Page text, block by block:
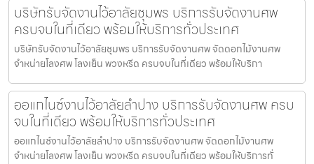
บริษัทรับจัดงานไว้อาลัยชุมพร บริการรับจัดงานศพ
ครบจบในที่เดียว พร้อมให้บริการทั่วประเทศ
บริษัทรับจัดงานไว้อาลัยชุมพร บริการรับจัดงานศพ จัดดอกไม้งานศพ
จำหน่ายโลงศพ โลงเย็น พวงหรีด ครบจบในที่เดียว พร้อมให้บริกา
ออแกไนซ์งานไว้อาลัยลำปาง บริการรับจัดงานศพ ครบ
จบในที่เดียว พร้อมให้บริการทั่วประเทศ
ออแกไนซ์งานไว้อาลัยลำปาง บริการรับจัดงานศพ จัดดอกไม้งานศพ
จำหน่ายโลงศพ โลงเย็น พวงหรีด ครบจบในที่เดียว พร้อมให้บริการทั่